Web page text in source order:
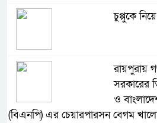
চুপ্পুকে
রায়পুরায়
সরকারের
ও
(বিএনপি) এর চেয়ারপারসন বেগম